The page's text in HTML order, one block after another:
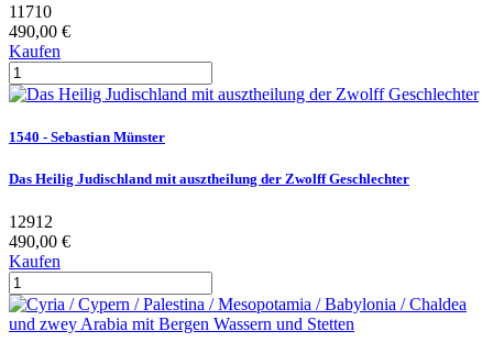
11710
490,00 €
Kaufen
1540 - Sebastian Münster
Das Heilig Judischland mit ausztheilung der Zwolff Geschlechter
12912
490,00 €
Kaufen